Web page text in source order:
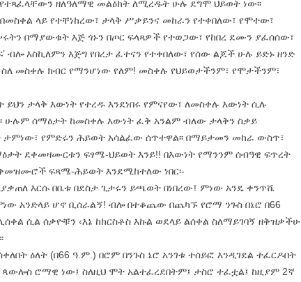
ዘለዓለማዊ መልዕክት ለሚረዱት ሁሉ ደግሞ ህይወት ነው፡፡
ላይ የተቸነከረው፣ ታላቅ ሥቃይንና መከራን የተቀበለው፣ የሞተው፣
በማያውቁት እጅ ጎኑን በጦር ፍላጻዎች የተወጋው፣ የከበረ ደሙን ያፈሰሰው፣
ብሎ እስኪለምን እጅግ የበረታ ፈተናን የተቀበለው፣ የሰው ልጆች ሁሉ ይድኑ ዘንድ
መስቀሉ ክብር የማንሆነው የለም! መስቀሉ የህይወታችንም፣ የሞታችንም፣
ይህን ታላቅ እውነት የተረዱ እንደነበሩ የምናየው፣ ለመስቀሉ እውነት ሲሉ
ሁሉም ሰማዕታት ከመስቀሉ እውነት ፈቅ አንልም ብለው ታላቅን ስቃይ
ታምነው፣ የምድሩን ሕይወት አሳልፈው ሰጥተዋል፡፡ በማይታመን መከራ ውስጥ፣
ደቀመዛሙርቱን ፍፃሜ-ህይወት እንይ!! በእውነት የማንንም ሰብዓዊ ፍጥረት
ደቀመዝሙሮች ፍጻሜ-ሕይወት እንደሚከተለው ነበር፡-
እርሱ በቤቱ በደስታ ጊታሩን ይጫወት በነበረው፤ ምነው አንዴ ቀንጥሼ
አንድላይ ሆኖ ቢሰራልኝ! ብሎ በተቆጨው በጨካኙ የሮማ ንጉስ በኔሮ በ66
ሲል ሰቃዮቹን ‹እኔ ከክርስቶስ እኩል ወደላይ ልሰቀል ስለማይገባኝ ዘቅዝቃችሁ
ዕለት (በ66 ዓ.ም.) በሮም በንጉስ ኔሮ አንገቱ ተሰይፎ እንዲገደል ተፈርዶበት
ጳውሎስ ሮማዊ ነው፤ ስለዚህ ሞት አልተፈረደበትም፤ ታስሮ ተፈቷል፤ ከዚያም 2ኛ